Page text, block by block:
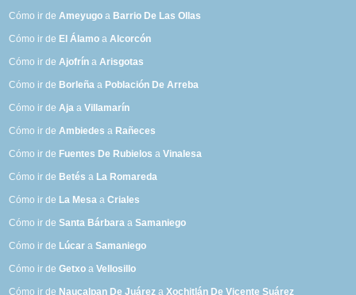
Cómo ir deAmeyugo a Barrio De Las Ollas
Cómo ir de El Álamo aAlcorcón
Cómo ir deAjofrín aArisgotas
Cómo ir de Borleña a Población De Arreba
Cómo ir deAja aVillamarín
Cómo ir deAmbiedes a Rañeces
Cómo ir de Fuentes De Rubielos aVinalesa
Cómo ir de Betés a La Romareda
Cómo ir de La Mesa aCriales
Cómo ir deSanta Bárbara aSamaniego
Cómo ir de Lúcar aSamaniego
Cómo ir deGetxo aVellosillo
Cómo ir de Naucalpan De Juárez aXochitlán De Vicente Suárez